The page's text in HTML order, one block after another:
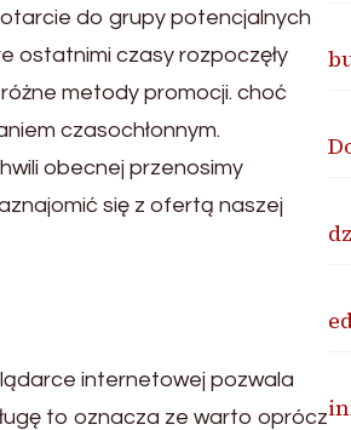
do grupy potencjalnych
ostatnimi czasy rozpoczęły
metody promocji. choć
czasochłonnym.
obecnej przenosimy
się z ofertą naszej
internetowej pozwala
to oznacza ze warto oprócz